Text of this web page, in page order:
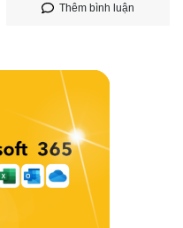
Thêm bình luận